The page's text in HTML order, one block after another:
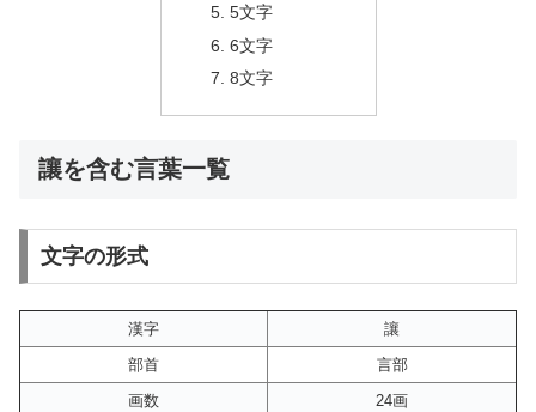
5文字
6文字
8文字
讓を含む言葉一覧
文字の形式
漢字
讓
部首
言部
画数
24画